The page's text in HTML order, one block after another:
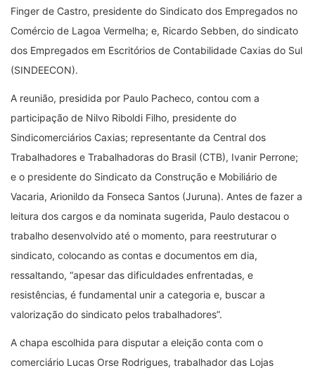
Finger de Castro, presidente do Sindicato dos Empregados no
Comércio de Lagoa Vermelha; e, Ricardo Sebben, do sindicato
dos Empregados em Escritórios de Contabilidade Caxias do Sul
(SINDEECON).
A reunião, presidida por Paulo Pacheco, contou com a
participação de Nilvo Riboldi Filho, presidente do
Sindicomerciários Caxias; representante da Central dos
Trabalhadores e Trabalhadoras do Brasil (CTB), Ivanir Perrone;
e o presidente do Sindicato da Construção e Mobiliário de
Vacaria, Arionildo da Fonseca Santos (Juruna). Antes de fazer a
leitura dos cargos e da nominata sugerida, Paulo destacou o
trabalho desenvolvido até o momento, para reestruturar o
sindicato, colocando as contas e documentos em dia,
ressaltando, “apesar das dificuldades enfrentadas, e
resistências, é fundamental unir a categoria e, buscar a
valorização do sindicato pelos trabalhadores”.
A chapa escolhida para disputar a eleição conta com o
comerciário Lucas Orse Rodrigues, trabalhador das Lojas